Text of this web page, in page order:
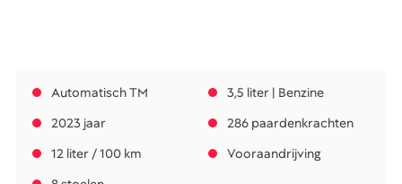
Automatisch TM
3,5 liter | Benzine
2023 jaar
286 paardenkrachten
12 liter / 100 km
Vooraandrijving